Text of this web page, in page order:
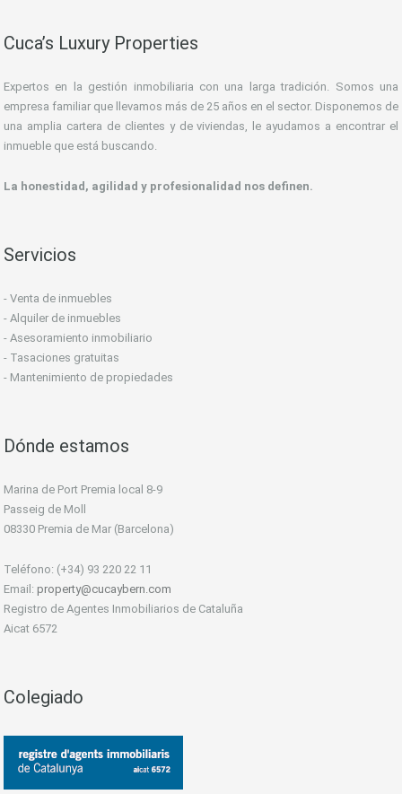
Cuca’s Luxury Properties
Expertos en la gestión inmobiliaria con una larga tradición. Somos una
empresa familiar que llevamos más de 25 años en el sector. Disponemos de
una amplia cartera de clientes y de viviendas, le ayudamos a encontrar el
inmueble que está buscando.
La honestidad, agilidad y profesionalidad nos definen.
Servicios
- Venta de inmuebles
- Alquiler de inmuebles
- Asesoramiento inmobiliario
- Tasaciones gratuitas
- Mantenimiento de propiedades
Dónde estamos
Marina de Port Premia local 8-9
Passeig de Moll
08330 Premia de Mar (Barcelona)
Teléfono: (+34) 93 220 22 11
Email: property@cucaybern.com
Registro de Agentes Inmobiliarios de Cataluña
Aicat 6572
Colegiado